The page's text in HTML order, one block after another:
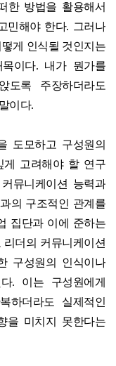
한 방법을 활용해서
민해야 한다. 그러나
게 인식될 것인지는
이다. 내가 뭔가를
도록 주장하더라도
이다.
도모하고 구성원의
게 고려해야 할 연구
뮤니케이션 능력과
의 구조적인 관계를
집단과 이에 준하는
더의 커뮤니케이션
구성원의 인식이나
. 이는 구성원에게
하더라도 실제적인
을 미치지 못한다는